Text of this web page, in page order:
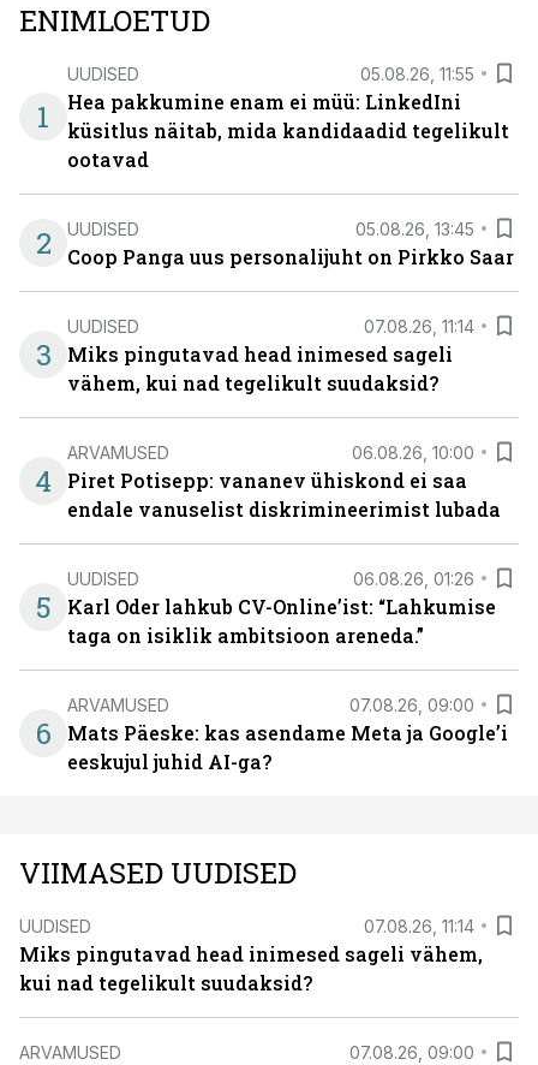
ENIMLOETUD
1
UUDISED 05.08.26, 11:55
Hea pakkumine enam ei müü: LinkedIni
küsitlus näitab, mida kandidaadid tegelikult
ootavad
2 UUDISED 05.08.26, 13:45
Coop Panga uus personalijuht on Pirkko Saar
3
UUDISED 07.08.26, 11:14
Miks pingutavad head inimesed sageli
vähem, kui nad tegelikult suudaksid?
4
ARVAMUSED 06.08.26, 10:00
Piret Potisepp: vananev ühiskond ei saa
endale vanuselist diskrimineerimist lubada
5
UUDISED 06.08.26, 01:26
Karl Oder lahkub CV-Online’ist: “Lahkumise
taga on isiklik ambitsioon areneda.”
6
ARVAMUSED 07.08.26, 09:00
Mats Päeske: kas asendame Meta ja Google’i
eeskujul juhid AI-ga?
VIIMASED UUDISED
UUDISED 07.08.26, 11:14
Miks pingutavad head inimesed sageli vähem,
kui nad tegelikult suudaksid?
ARVAMUSED 07.08.26, 09:00